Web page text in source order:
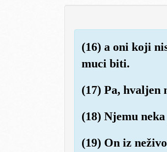
(16) a oni koji
muci biti.
(17) Pa, hvaljen
(18) Njemu
(19) On iz